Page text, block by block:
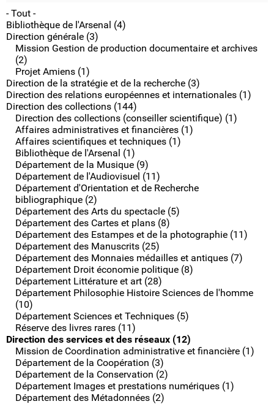
- Tout -
Bibliothèque de l'Arsenal (4)
Direction générale (3)
Mission Gestion de production documentaire et archives
(2)
Projet Amiens (1)
Direction de la stratégie et de la recherche (3)
Direction des relations européennes et internationales (1)
Direction des collections (144)
Direction des collections (conseiller scientifique) (1)
Affaires administratives et financières (1)
Affaires scientifiques et techniques (1)
Bibliothèque de l'Arsenal (1)
Département de la Musique (9)
Département de l'Audiovisuel (11)
Département d'Orientation et de Recherche
bibliographique (2)
Département des Arts du spectacle (5)
Département des Cartes et plans (8)
Département des Estampes et de la photographie (11)
Département des Manuscrits (25)
Département des Monnaies médailles et antiques (7)
Département Droit économie politique (8)
Département Littérature et art (28)
Département Philosophie Histoire Sciences de l'homme
(10)
Département Sciences et Techniques (5)
Réserve des livres rares (11)
Direction des services et des réseaux (12)
Mission de Coordination administrative et financière (1)
Département de la Coopération (3)
Département de la Conservation (2)
Département Images et prestations numériques (1)
Département des Métadonnées (2)